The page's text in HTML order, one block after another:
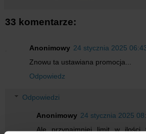
33 komentarze:
Anonimowy 24 stycznia 2025
Znowu ta ustawiana promocja...
Odpowiedz
Odpowiedzi
Anonimowy 24 stycznia 2025
Ale przynajmniej limit w ilości